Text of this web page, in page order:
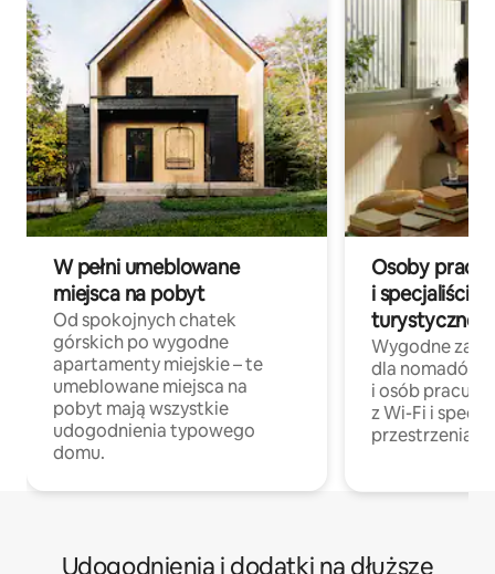
W pełni umeblowane
miejsca na pobyt
Od spokojnych chatek
górskich po wygodne
apartamenty miejskie – te
umeblowane miejsca na
pobyt mają wszystkie
udogodnienia typowego
domu.
Osoby
i specjaliści z
turystycznej
Wygodne
dla nomadów
i osób
z Wi-Fi i
przestrzenią
Udogodnienia i dodatki na dłuższe